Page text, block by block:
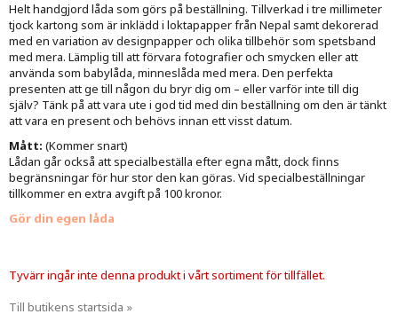
Helt handgjord låda som görs på beställning. Tillverkad i tre millimeter
tjock kartong som är inklädd i loktapapper från Nepal samt dekorerad
med en variation av designpapper och olika tillbehör som spetsband
med mera. Lämplig till att förvara fotografier och smycken eller att
använda som babylåda, minneslåda med mera. Den perfekta
presenten att ge till någon du bryr dig om – eller varför inte till dig
själv? Tänk på att vara ute i god tid med din beställning om den är tänkt
att vara en present och behövs innan ett visst datum.
Mått: (Kommer snart)
Lådan går också att specialbeställa efter egna mått, dock finns
begränsningar för hur stor den kan göras. Vid specialbeställningar
tillkommer en extra avgift på 100 kronor.
Gör din egen låda
Tyvärr ingår inte denna produkt i vårt sortiment för tillfället.
Till butikens startsida »